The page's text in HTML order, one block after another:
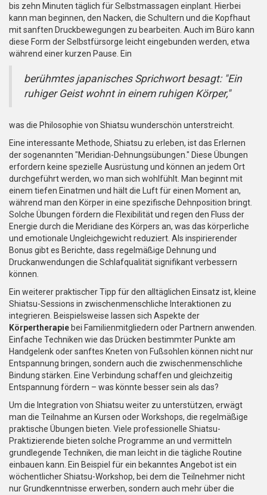
bis zehn Minuten täglich für Selbstmassagen einplant. Hierbei
kann man beginnen, den Nacken, die Schultern und die Kopfhaut
mit sanften Druckbewegungen zu bearbeiten. Auch im Büro kann
diese Form der Selbstfürsorge leicht eingebunden werden, etwa
während einer kurzen Pause. Ein
berühmtes japanisches Sprichwort besagt: "Ein
ruhiger Geist wohnt in einem ruhigen Körper,"
was die Philosophie von Shiatsu wunderschön unterstreicht.
Eine interessante Methode, Shiatsu zu erleben, ist das Erlernen
der sogenannten "Meridian-Dehnungsübungen." Diese Übungen
erfordern keine spezielle Ausrüstung und können an jedem Ort
durchgeführt werden, wo man sich wohlfühlt. Man beginnt mit
einem tiefen Einatmen und hält die Luft für einen Moment an,
während man den Körper in eine spezifische Dehnposition bringt.
Solche Übungen fördern die Flexibilität und regen den Fluss der
Energie durch die Meridiane des Körpers an, was das körperliche
und emotionale Ungleichgewicht reduziert. Als inspirierender
Bonus gibt es Berichte, dass regelmäßige Dehnung und
Druckanwendungen die Schlafqualität signifikant verbessern
können.
Ein weiterer praktischer Tipp für den alltäglichen Einsatz ist, kleine
Shiatsu-Sessions in zwischenmenschliche Interaktionen zu
integrieren. Beispielsweise lassen sich Aspekte der
Körpertherapie bei Familienmitgliedern oder Partnern anwenden.
Einfache Techniken wie das Drücken bestimmter Punkte am
Handgelenk oder sanftes Kneten von Fußsohlen können nicht nur
Entspannung bringen, sondern auch die zwischenmenschliche
Bindung stärken. Eine Verbindung schaffen und gleichzeitig
Entspannung fördern – was könnte besser sein als das?
Um die Integration von Shiatsu weiter zu unterstützen, erwägt
man die Teilnahme an Kursen oder Workshops, die regelmäßige
praktische Übungen bieten. Viele professionelle Shiatsu-
Praktizierende bieten solche Programme an und vermitteln
grundlegende Techniken, die man leicht in die tägliche Routine
einbauen kann. Ein Beispiel für ein bekanntes Angebot ist ein
wöchentlicher Shiatsu-Workshop, bei dem die Teilnehmer nicht
nur Grundkenntnisse erwerben, sondern auch mehr über die